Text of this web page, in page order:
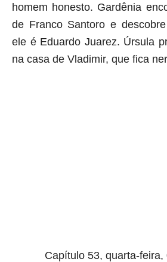
homem honesto. Gardênia
de Franco Santoro e
ele é Eduardo Juarez. Úrsula
na casa de Vladimir, que fica
Capítulo 53, quarta-feira,